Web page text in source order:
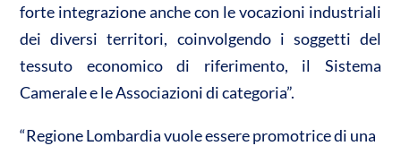
forte integrazione anche con le vocazioni industriali
dei diversi territori, coinvolgendo i soggetti del
tessuto economico di riferimento, il Sistema
Camerale e le Associazioni di categoria”.
“Regione Lombardia vuole essere promotrice di una